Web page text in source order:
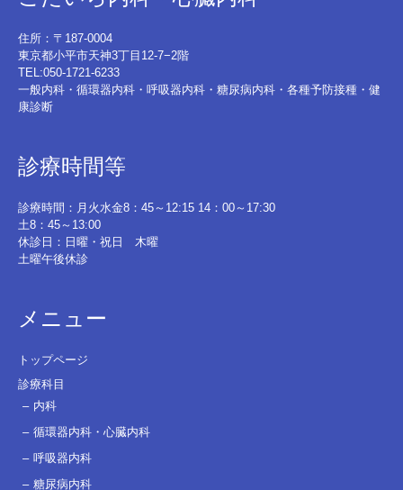
住所：〒187-0004
東京都小平市天神3丁目12-7−2階
TEL:050-1721-6233
一般内科・循環器内科・呼吸器内科・糖尿病内科・各種予防接種・健
康診断
診療時間等
診療時間：月火水金8：45～12:15 14：00～17:30
土8：45～13:00
休診日：日曜・祝日 木曜
土曜午後休診
メニュー
トップページ
診療科目
内科
循環器内科・心臓内科
呼吸器内科
糖尿病内科